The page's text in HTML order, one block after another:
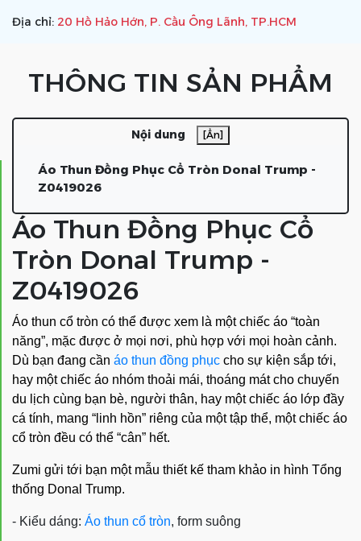
Địa chỉ: 20 Hồ Hảo Hớn, P. Cầu Ông Lãnh, TP.HCM
THÔNG TIN SẢN PHẨM
Nội dung [Ẩn]
Áo Thun Đồng Phục Cổ Tròn Donal Trump -
Z0419026
Áo Thun Đồng Phục Cổ
Tròn Donal Trump -
Z0419026
Áo thun cổ tròn có thể được xem là một chiếc áo “toàn
năng”, mặc được ở mọi nơi, phù hợp với mọi hoàn cảnh.
Dù bạn đang cần áo thun đồng phục cho sự kiện sắp tới,
hay một chiếc áo nhóm thoải mái, thoáng mát cho chuyến
du lịch cùng bạn bè, người thân, hay một chiếc áo lớp đầy
cá tính, mang “linh hồn” riêng của một tập thể, một chiếc áo
cổ tròn đều có thể “cân” hết.
Zumi gửi tới bạn một mẫu thiết kế tham khảo in hình Tổng
thống Donal Trump.
- Kiểu dáng: Áo thun cổ tròn, form suông